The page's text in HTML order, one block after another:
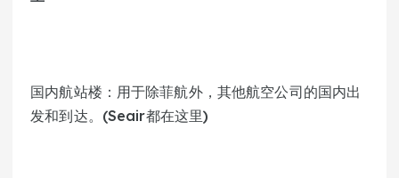
国内航站楼：用于除菲航外，其他航空公司的国内出
发和到达。(Seair都在这里)